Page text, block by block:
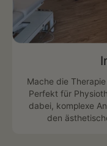
Mache die
Perfekt für
dabei, komplexe
den